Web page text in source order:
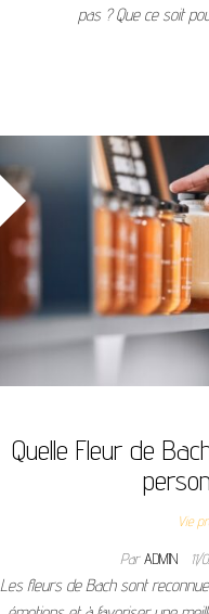
pas ? Que ce soit
Quelle Fleur de
Vie
ParADMIN
Les fleurs de Bach sont